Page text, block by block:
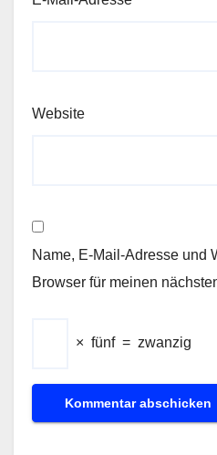
Website
Name, E-Mail-Adresse und
Browser für meinen
× fünf = zwanzig